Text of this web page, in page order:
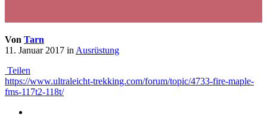
Von Tarn
11. Januar 2017 inAusrüstung
Teilen
https://www.ultraleicht-trekking.com/forum/topic/4733-fire-maple-
fms-117t2-118t/